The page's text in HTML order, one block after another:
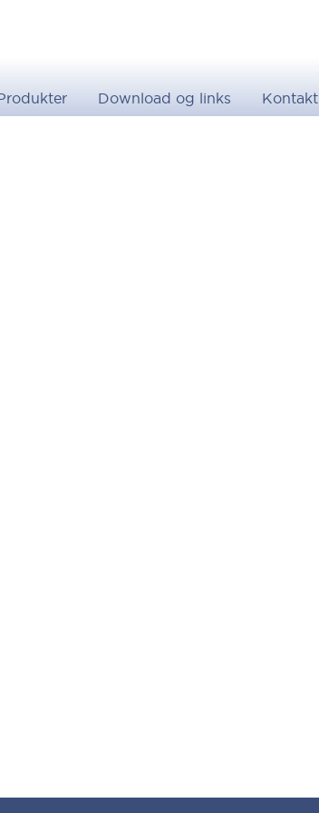
Download og links Kontakt